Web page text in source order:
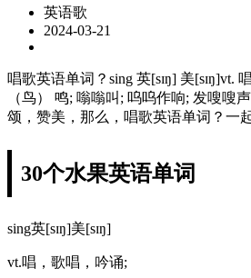
英语歌
2024-03-21
唱歌英语单词？sing 英[sɪŋ] 美[sɪŋ]vt.
（鸟） 鸣; 嗡嗡叫; 呜呜作响; 发嗖嗖
颂，赞美，那么，唱歌英语单词？一
30个水果英语单词
sing英[sɪŋ]美[sɪŋ]
vt.唱，歌唱，吟诵;